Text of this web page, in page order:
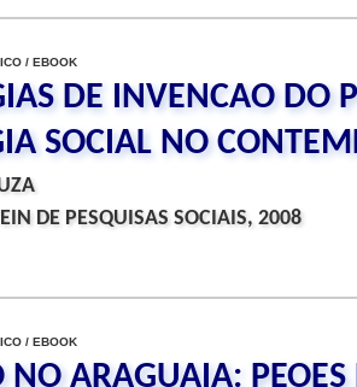
/ EBOOK
DE INVENCAO DO
SOCIAL NO
DE PESQUISAS SOCIAIS, 2008
/ EBOOK
NO ARAGUAIA: PEOES